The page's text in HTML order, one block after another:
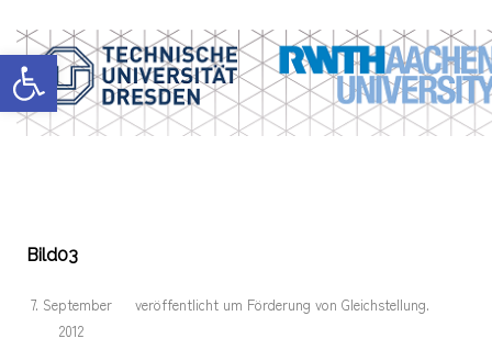
Werkzeugleiste öffnen
Bild03
veröffentlicht
7. September
2012
um Förderung von Gleichstellung.